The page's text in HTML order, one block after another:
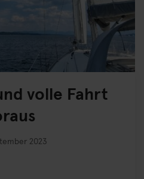
volle Fahrt
2023